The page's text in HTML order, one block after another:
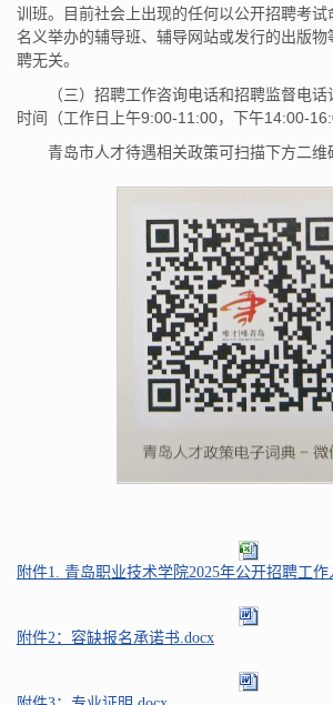
训班。目前社会上出现的任何以公开招聘考
名义举办的辅导班、辅导网站或发行的出版物
聘无关。
（三）招聘工作咨询电话和招聘监督电
时间（工作日上午9:00-11:00，下午14:00-
青岛市人才待遇相关政策可扫描下方二维
附件1. 青岛职业技术学院2025年公开招聘工
附件2：容缺报名承诺书.docx